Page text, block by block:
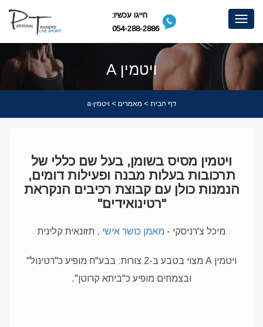
Toggle
navigation
חייגו עכשיו:
054-288-2886
ויטמין A
דף הבית > מאמרים > ויטמין-a
ויטמין מסיס בשומן, בעל שם כללי של
תרכובות בעלות מבנה ופעילות דומים,
הנמנות כולן עם קבוצת רכיבים הנקראת
"רטינואידים"
מיכל צ'רניסקי - מאמן כושר אישי , תזונאית קלינית
ויטמין A מצוי בטבע ב-2 צורות: בבע"ח מופיע כ"רטינול"
ובצמחים מופיע כ"ביתא קרוטן".